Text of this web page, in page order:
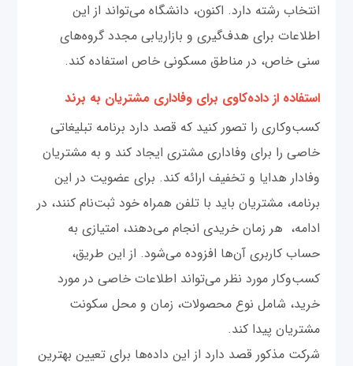
انتخاب رشته دارد. اکنون، دانشگاه می‌تواند از این
اطلاعات برای هدف‌گیری و بازاریابی مجدد گروه‌های
سنی خاص، در مناطق مسکونی خاص استفاده کند.
استفاده از داده‌کاوی برای وفاداری مشتریان به برند
کسب‌و‌کاری را تصور کنید که قصد دارد برنامه تبلیغاتی
خاصی را برای وفاداری مشتری ایجاد کند و به مشتریان
وفادار هدایا و تخفیف ارائه کند. برای عضویت در این
برنامه، مشتریان باید با تلفن همراه خود ثبت‌نام کنند، در
ادامه، هر زمان خریدی انجام می‌دهند، امتیازی به
حساب کاربری آن‌ها افزوده می‌شود. از این طریق،
کسب‌و‌کار مورد نظر می‌تواند اطلاعات خاصی در مورد
خرید، شامل نوع محصولات، زمان و محل سکونت
مشتریان پیدا کند.
شرکت مذکور قصد دارد از این داده‌ها برای تعیین بهترین